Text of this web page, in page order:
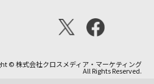
© 株式会社クロスメディア・マーケティング
All Rights Reserved.